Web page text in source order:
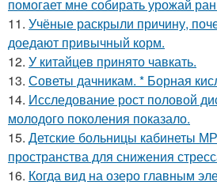
помогает мне собирать урожай
11. Учёные раскрыли причину,
доедают привычный корм.
12. У китайцев принято чавкать.
13. Советы дачникам. * Борная
14. Исследование рост половой
молодого поколения показало.
15. Детские больницы кабинеты
пространства для снижения
16. Когда вид на озеро главным